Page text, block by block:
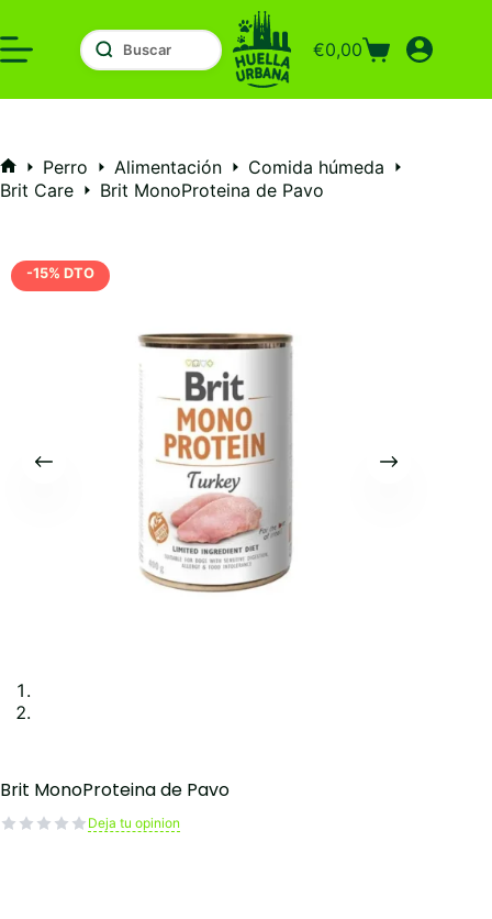
al
contenido
Carro
compra
€0,00
Inicio
Perro Alimentación
Comida húmeda
Brit Care
Brit MonoProteina de Pavo
-15% DTO
Brit MonoProteina de Pavo
Deja tu opinion